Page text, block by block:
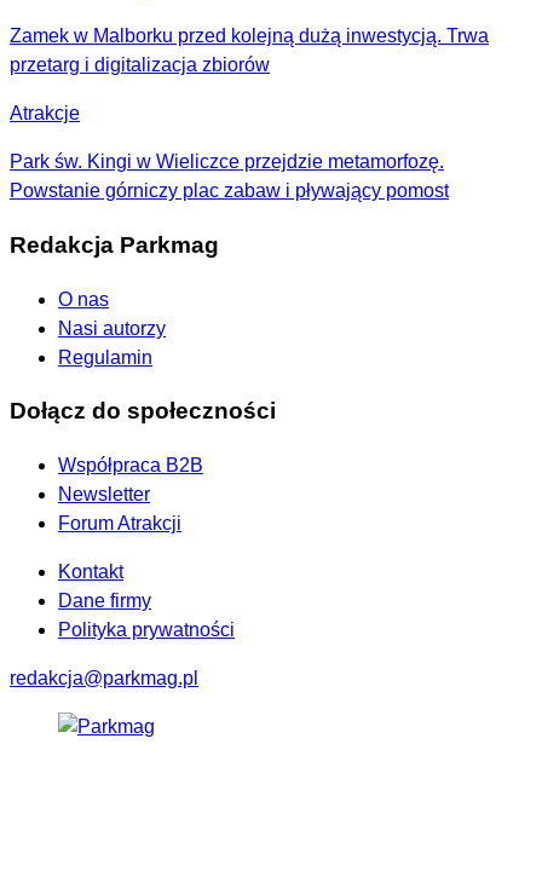
Zamek w Malborku przed kolejną dużą inwestycją. Trwa
przetarg i digitalizacja zbiorów
Atrakcje
Park św. Kingi w Wieliczce przejdzie metamorfozę.
Powstanie górniczy plac zabaw i pływający pomost
Redakcja Parkmag
O nas
Nasi autorzy
Regulamin
Dołącz do społeczności
Współpraca B2B
Newsletter
Forum Atrakcji
Kontakt
Dane firmy
Polityka prywatności
redakcja@parkmag.pl